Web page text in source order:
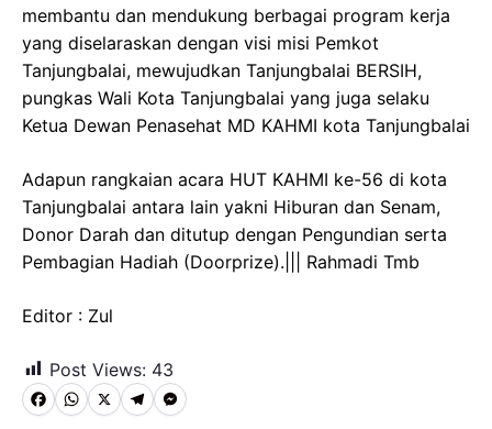
membantu dan mendukung berbagai program kerja
yang diselaraskan dengan visi misi Pemkot
Tanjungbalai, mewujudkan Tanjungbalai BERSIH,
pungkas Wali Kota Tanjungbalai yang juga selaku
Ketua Dewan Penasehat MD KAHMI kota Tanjungbalai
Adapun rangkaian acara HUT KAHMI ke-56 di kota
Tanjungbalai antara lain yakni Hiburan dan Senam,
Donor Darah dan ditutup dengan Pengundian serta
Pembagian Hadiah (Doorprize).||| Rahmadi Tmb
Editor : Zul
Post Views: 43
F WX T M